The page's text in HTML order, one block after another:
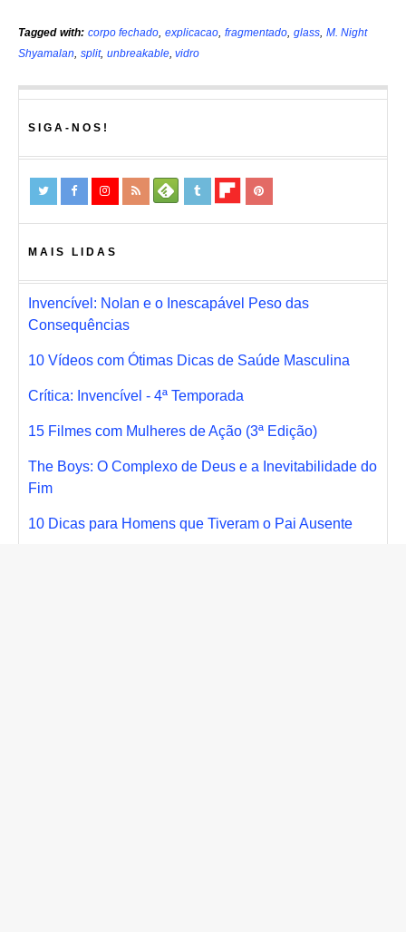
Tagged with: corpo fechado,explicacao,fragmentado, glass, M. Night
Shyamalan, split, unbreakable,vidro
SIGA-NOS!
MAIS LIDAS
Invencível: Nolan e o Inescapável Peso das
Consequências
10 Vídeos com Ótimas Dicas de Saúde Masculina
Crítica: Invencível - 4ª Temporada
15 Filmes com Mulheres de Ação (3ª Edição)
The Boys: O Complexo de Deus e a Inevitabilidade do
Fim
10 Dicas para Homens que Tiveram o Pai Ausente